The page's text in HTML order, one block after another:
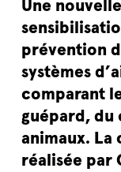
Une
prévention
systèmes
comparant
guépard, du
animaux. La
réalisée par